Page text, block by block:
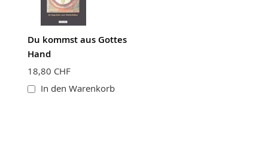
Du kommst aus Gottes
Hand
18,80 CHF
In den Warenkorb